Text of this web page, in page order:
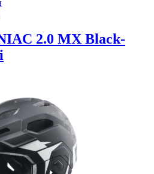
2.0 MX Black-